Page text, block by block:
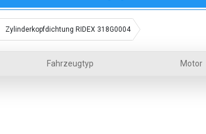
Zylinderkopfdichtung RIDEX 318G0004
Fahrzeugtyp Motor